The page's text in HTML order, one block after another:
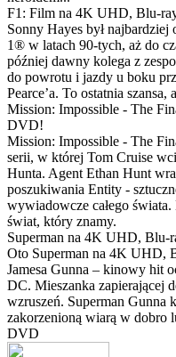
F1: Film na 4K UHD, Blu-
Sonny Hayes był
1® w latach 90-tych, aż do
później dawny kolega z
do powrotu i jazdy u boku
Pearce’a. To ostatnia
Mission: Impossible - The
DVD!
Mission: Impossible - The
serii, w której Tom Cruise
Hunta. Agent Ethan Hunt
poszukiwania Entity -
wywiadowcze całego
świat, który znamy.
Superman na 4K UHD,
Oto Superman na 4K UHD,
Jamesa Gunna – kinowy hit
DC. Mieszanka zapierającej
wzruszeń. Superman Gunna
zakorzenioną wiarą w dobro
DVD